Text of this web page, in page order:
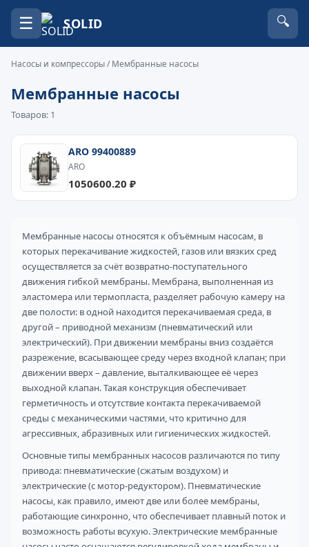
☰ SOLID 🔍
Насосы и компрессоры/ Мембранные насосы
Мембранные насосы
Товаров: 1
ARO 99400889
ARO
1050600.20 ₽
Мембранные насосы относятся к объёмным насосам, в
которых перекачивание жидкостей, газов или вязких сред
осуществляется за счёт возвратно-поступательного
движения гибкой мембраны. Мембрана, выполненная из
эластомера или термопласта, разделяет рабочую камеру на
две полости: в одной находится перекачиваемая среда, в
другой – приводной механизм (пневматический или
электрический). При движении мембраны вниз создаётся
разрежение, всасывающее среду через входной клапан; при
движении вверх – давление, выталкивающее её через
выходной клапан. Такая конструкция обеспечивает
герметичность и отсутствие контакта перекачиваемой
среды с механическими частями, что критично для
агрессивных, абразивных или гигиенических жидкостей.
Основные типы мембранных насосов различаются по типу
привода: пневматические (сжатым воздухом) и
электрические (с мотор-редуктором). Пневматические
насосы, как правило, имеют две или более мембраны,
работающие синхронно, что обеспечивает плавный поток и
возможность работы всухую. Электрические мембранные